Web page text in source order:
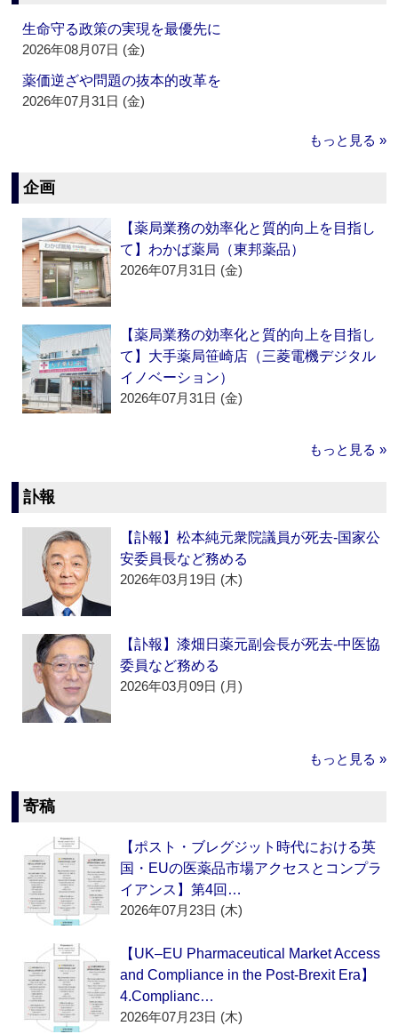
生命守る政策の実現を最優先に
2026年08月07日 (金)
薬価逆ざや問題の抜本的改革を
2026年07月31日 (金)
もっと見る »
企画
【薬局業務の効率化と質的向上を目指し
て】わかば薬局（東邦薬品）
2026年07月31日 (金)
【薬局業務の効率化と質的向上を目指し
て】大手薬局笹崎店（三菱電機デジタル
イノベーション）
2026年07月31日 (金)
もっと見る »
訃報
【訃報】松本純元衆院議員が死去‐国家公
安委員長など務める
2026年03月19日 (木)
【訃報】漆畑日薬元副会長が死去‐中医協
委員など務める
2026年03月09日 (月)
もっと見る »
寄稿
【ポスト・ブレグジット時代における英
国・EUの医薬品市場アクセスとコンプラ
イアンス】第4回…
2026年07月23日 (木)
【UK–EU Pharmaceutical Market Access
and Compliance in the Post-Brexit Era】
4.Complianc…
2026年07月23日 (木)